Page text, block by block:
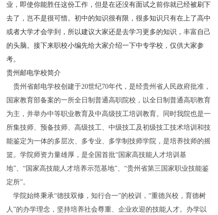
业，即使你能胜任这份工作，但是在还没有面试之前你就已经被刷下
去了，岂不是很可惜。初中的知识很有限，很多知识只有在上了高中
或者大学才会学到，所以建议大家还是去学习更多的知识，丰富自己
的头脑。接下来职校小编先给大家介绍一下中专学校，仅供大家参
考。
贵州邮电学校简介
贵州省邮电学校创建于20世纪70年代，是经贵州省人民政府批准，
国家教育部备案的一所全日制普通高职院校，以全日制普通高职教育
为主，并举办中等职业教育及中高级技工培训教育。同时我院也是一
所集技师、预备技师、高级技工、中级技工及初级技工技术培训和技
能鉴定为一体的多层次、多专业、多学制技师学院，是培养技师的摇
篮。学院师资力量雄厚，是全国首批“国家高技能人才培训基
地”、“国家高技能人才培养示范基地”、“贵州省第三国家职业技能鉴
定所”。
学院始终秉承“德技双修，知行合一”的校训，“重德兴校，育德树
人”的办学理念，坚持培养社会尊重、企业欢迎的技能人才。办学以